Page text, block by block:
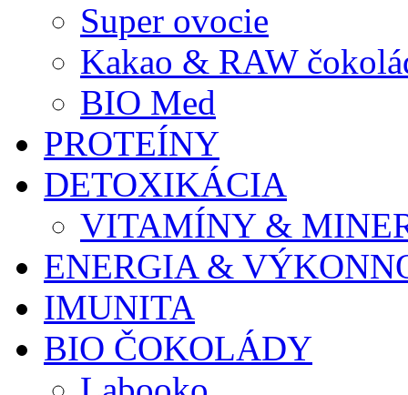
Super ovocie
Kakao & RAW
BIO Med
PROTEÍNY
DETOXIKÁCIA
VITAMÍNY &
ENERGIA &
IMUNITA
BIO ČOKOLÁDY